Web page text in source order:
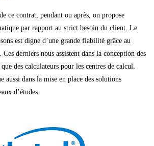
ce contrat, pendant ou après, on propose
par rapport au strict besoin du client. Le
est digne d’une grande fiabilité grâce au
derniers nous assistent dans la conception des
des calculateurs pour les centres de calcul.
aussi dans la mise en place des solutions
d’études.